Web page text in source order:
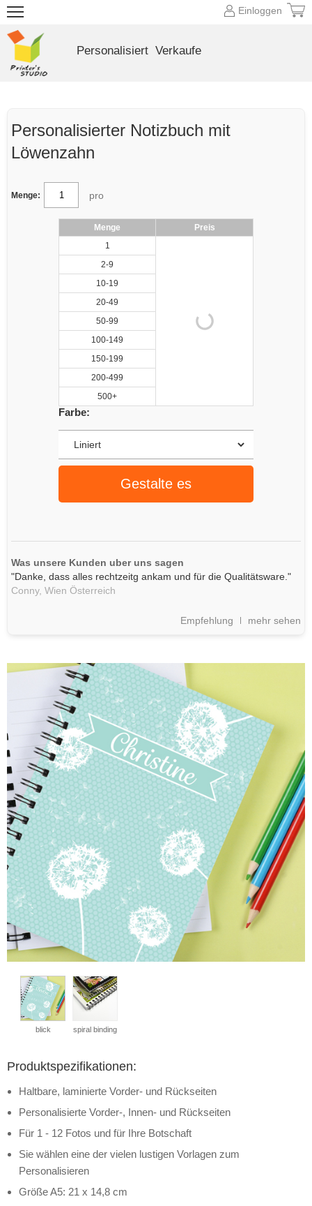
Personalisierter Notizbuch mit
Löwenzahn
Menge: pro
Menge
Preis
1
2-9
10-19
20-49
50-99
100-149
150-199
200-499
500+
Farbe:
Gestalte es
Was unsere Kunden uber uns sagen
"Danke, dass alles rechtzeitg ankam und für die Qualitätsware."
Conny, Wien Österreich
Empfehlung mehr sehen
blick spiral binding
Produktspezifikationen:
Haltbare, laminierte Vorder- und Rückseiten
Personalisierte Vorder-, Innen- und Rückseiten
Für 1 - 12 Fotos und für Ihre Botschaft
Sie wählen eine der vielen lustigen Vorlagen zum
Personalisieren
Größe A5: 21 x 14,8 cm
Einloggen
Personalisiert Verkaufe